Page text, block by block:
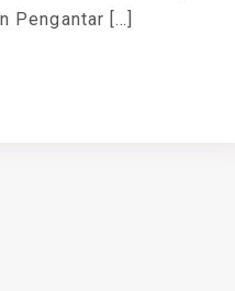
Pengantar […]